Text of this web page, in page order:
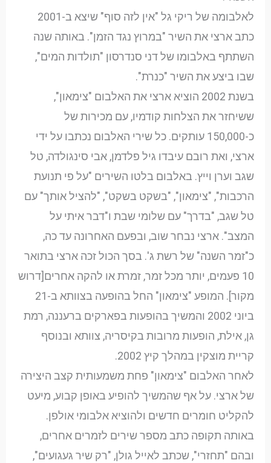
לאלבומה של ריקי גל "אין לזה סוף" שיצא ב-2001
כתב ארצי את השיר "במרוץ נגד הזמן". באותה שנה
השתתף באלבומו של דני סנדרסון "תולדות המים",
שבו ביצע את השיר "כנרת".
בשנת 2002 הוציא ארצי את האלבום "צימאון",
ששיחזר את הצלחות קודמיו, עם מכירות של
כ-150,000 עותקים. כל שירי האלבום נכתבו על ידי
ארצי, ואת רובם עיבדו גיל פלדמן, אבי סינגולדה, טל
שגב וערן וייץ. באלבום בלטו השירים "על פי תנועת
הרכבות", "צימאון", "בשקט בשקט", "להציל אותך" עם
טל שגב, "בדרך" עם שלומי שבת ו"דבר איתי על
המצב". ארצי נבחר שוב, ובפעם האחרונה עד כה,
כ"זמר השנה" של רשת ג'. בסך הכול זכה ארצי בתואר
10 פעמים, יותר מכל זמר, זמרת או להקה אחרים[דרוש
מקור]. המופע "צימאון" החל בהופעה בצוותא ב-21
ביוני 2002 והמשיך בהופעות בפארקים ברעננה, רמת
גן, אילת, הופעות מרובות בקיסריה, צוותא ובנוסף
קריית מוצקין במהלך קיץ 2002.
לאחר האלבום "צימאון" פחת משמעותית קצב היצירה
של ארצי. על אף שהמשיך להופיע באופן קבוע, מיעט
להקליט חומרים חדשים ולהוציא אלבומי אולפן.
באותה תקופה כתב מספר שירים לזמרים אחרים,
ובהם "תחזרי", שכתב לאייל גולן, "רק שיר געגועים",